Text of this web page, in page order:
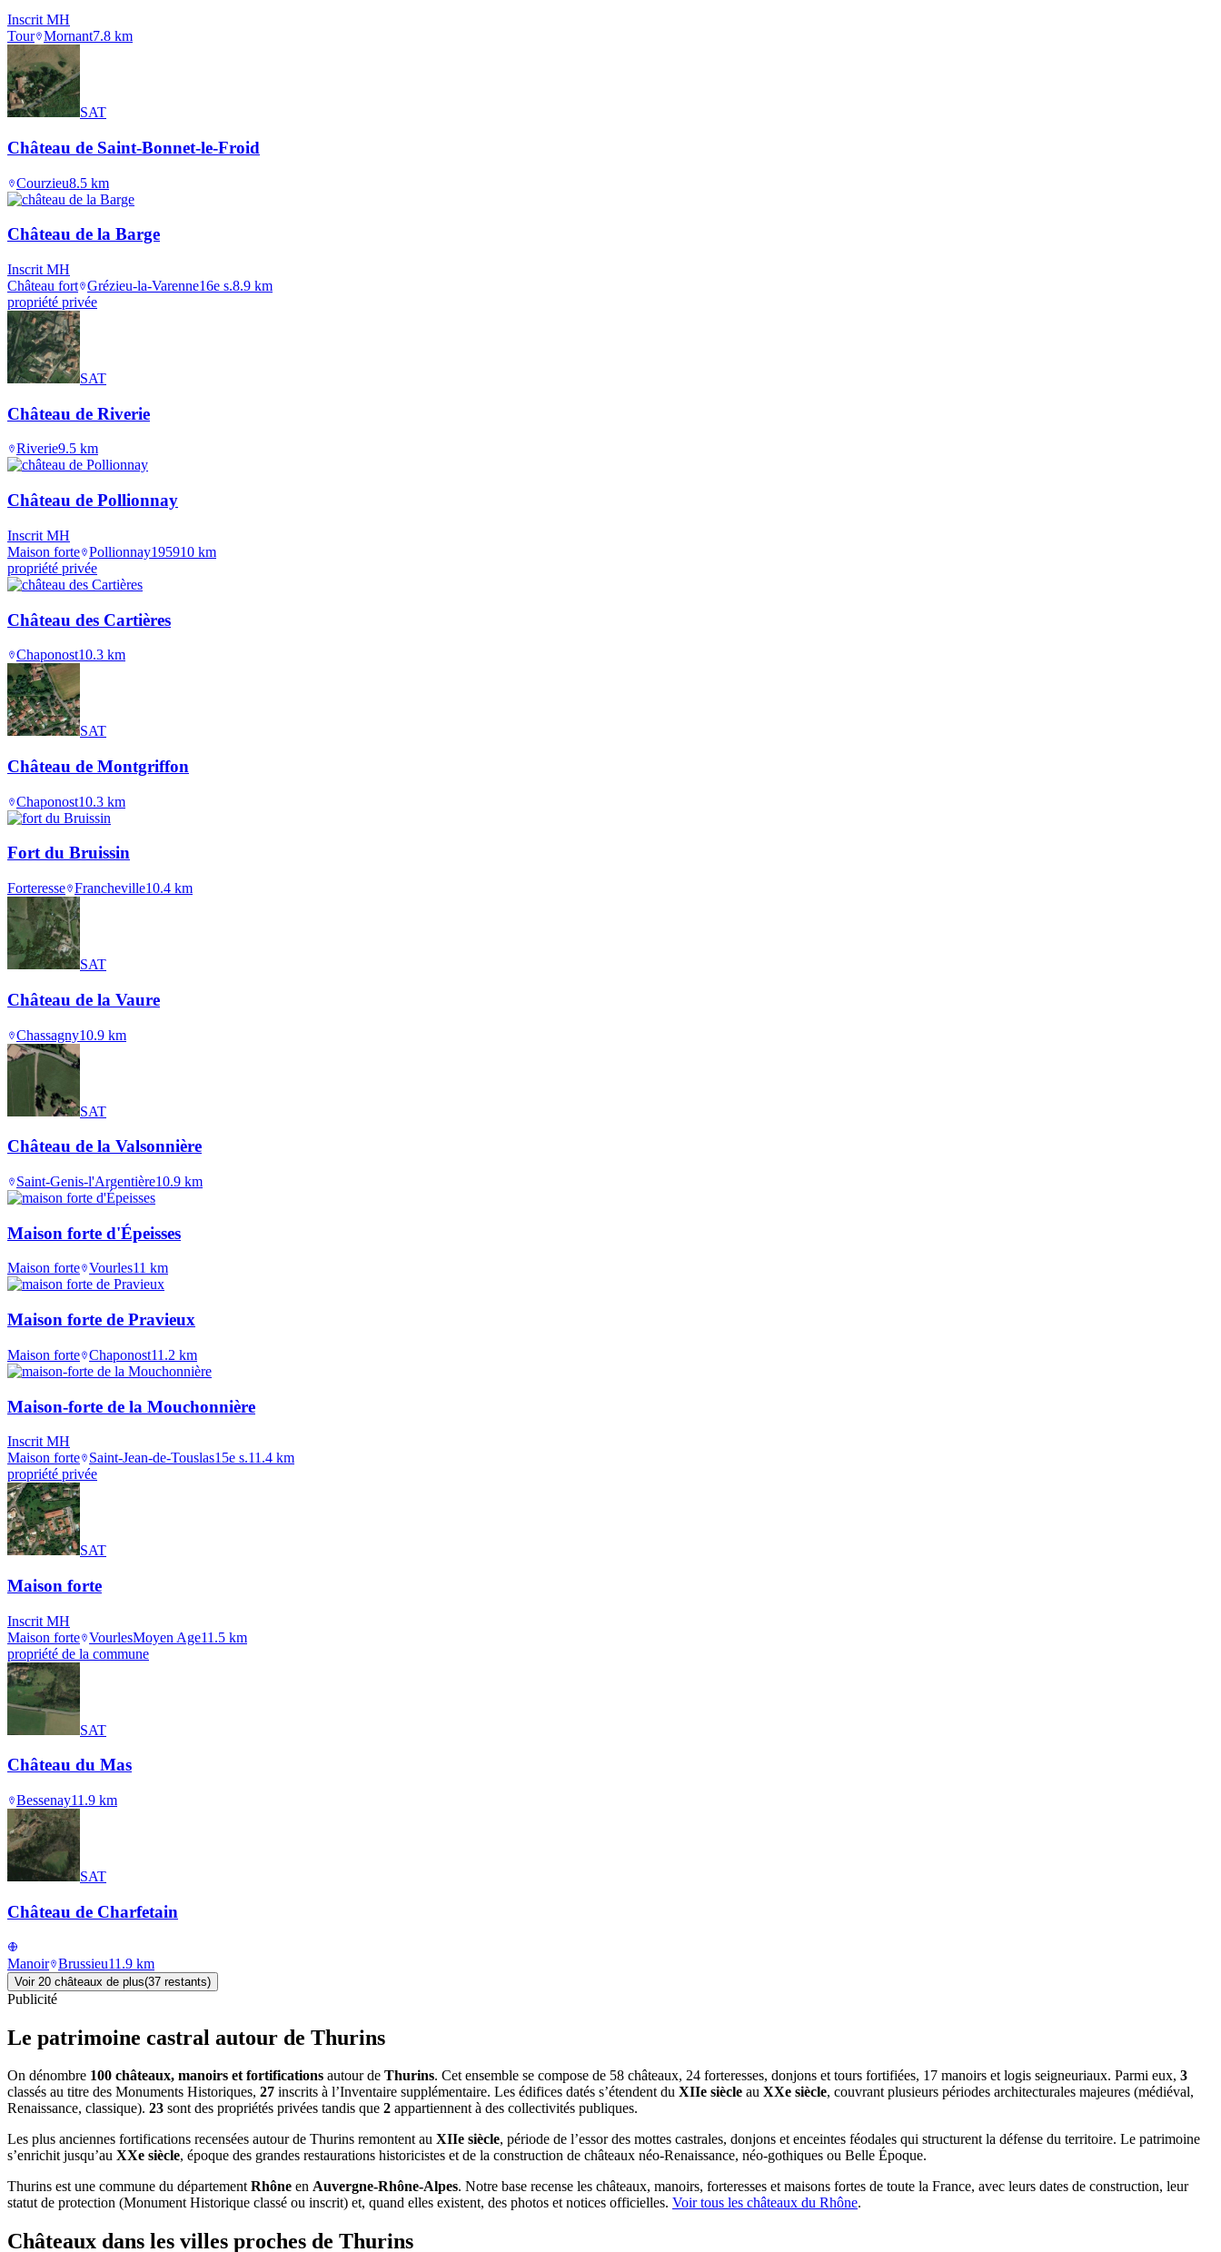
Inscrit MH
Tour Mornant7.8 km
SAT
Château de Saint-Bonnet-le-Froid
Courzieu8.5 km
Château de la Barge
Inscrit MH
Château fort Grézieu-la-Varenne16e s.8.9 km
propriété privée
SAT
Château de Riverie
Riverie9.5 km
Château de Pollionnay
Inscrit MH
Maison forte Pollionnay195910 km
propriété privée
Château des Cartières
Chaponost10.3 km
SAT
Château de Montgriffon
Chaponost10.3 km
Fort du Bruissin
Forteresse Francheville10.4 km
SAT
Château de la Vaure
Chassagny10.9 km
SAT
Château de la Valsonnière
Saint-Genis-l'Argentière10.9 km
Maison forte d'Épeisses
Maison forte Vourles11 km
Maison forte de Pravieux
Maison forte Chaponost11.2 km
Maison-forte de la Mouchonnière
Inscrit MH
Maison forte
Saint-Jean-de-Touslas15e s.11.4 km
propriété privée
SAT
Maison forte
Inscrit MH
Maison forte VourlesMoyen Age11.5 km
propriété de la commune
SAT
Château du Mas
Bessenay11.9 km
SAT
Château de Charfetain
Manoir Brussieu11.9 km
Voir 20 châteaux de plus(37 restants)
Publicité
Le patrimoine castral autour de Thurins
On dénombre 100 châteaux, manoirs et fortifications autour de Thurins. Cet ensemble se compose de 58 châteaux, 24 forteresses, donjons et tours fortifiées, 17 manoirs et logis seigneuriaux. Parmi eux, 3
classés au titre des Monuments Historiques, 27 inscrits à l’Inventaire supplémentaire. Les édifices datés s’étendent du XIIe siècle au XXe siècle, couvrant plusieurs périodes architecturales majeures (médiéval,
Renaissance, classique). 23 sont des propriétés privées tandis que 2 appartiennent à des collectivités publiques.
Les plus anciennes fortifications recensées autour de Thurins remontent au XIIe siècle, période de l’essor des mottes castrales, donjons et enceintes féodales qui structurent la défense du territoire. Le patrimoine
s’enrichit jusqu’au XXe siècle, époque des grandes restaurations historicistes et de la construction de châteaux néo-Renaissance, néo-gothiques ou Belle Époque.
Thurins est une commune du départementRhône en Auvergne-Rhône-Alpes. Notre base recense les châteaux, manoirs, forteresses et maisons fortes de toute la France, avec leurs dates de construction, leur
statut de protection (Monument Historique classé ou inscrit) et, quand elles existent, des photos et notices officielles. Voir tous les châteaux du Rhône.
Châteaux dans les villes proches de Thurins